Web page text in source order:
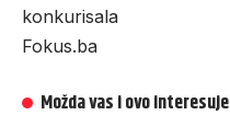
konkurisala
Fokus.ba
Možda vas i ovo interesuje